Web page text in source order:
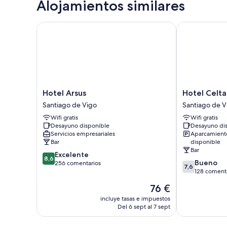
Alojamientos similares
Hotel
Arsus
Santiago
de
Vigo
Hotel Arsus
Santiago de Vigo
Wifi gratis
Desayuno disponible
Servicios empresariales
Bar
8.6
sobre
8,6 Excelente
256 comentarios
El
precio
actual
76 €
incluye tasas e impuestos
Del 6 sept al 7 sept
Hotel Arsus
Hotel
Celta
Santiago
de
Vigo
Hotel Celta
Santiago de
Wifi gratis
Desayuno
disponible
Bar
7.6
sobre
7,6 Bueno
128
Hotel Celta